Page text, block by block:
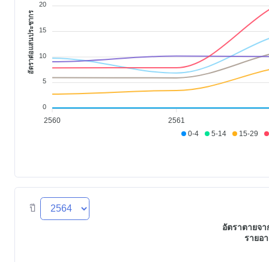
0-4 5-14 15-29
2560 2561
20
15
10
5
0
อัตราต่อแสนประชากร
ปี
อัตราตายจา
รายอ